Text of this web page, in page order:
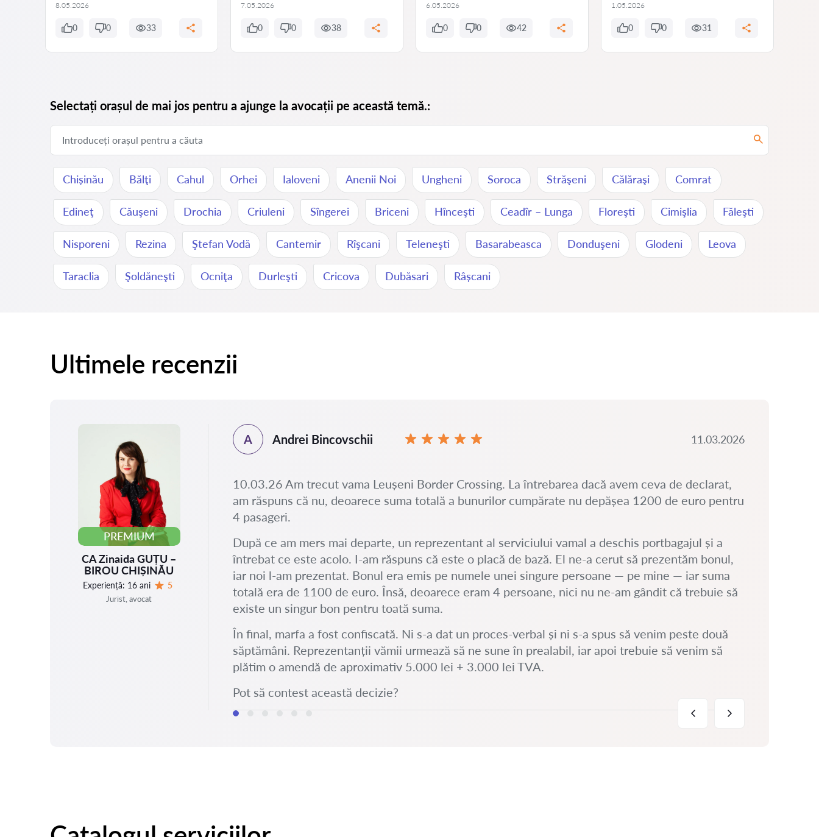
8.05.2026
0 0 33
7.05.2026
0 0 38
6.05.2026
0 0 42
1.05.2026
0 0 31
Selectați orașul de mai jos pentru a ajunge la avocații pe această temă.:
Chișinău Bălţi Cahul Orhei Ialoveni Anenii Noi Ungheni Soroca Străşeni Călăraşi Comrat
Edineţ Căuşeni Drochia Criuleni Sîngerei Briceni Hînceşti Ceadîr – Lunga Floreşti Cimişlia Făleşti
Nisporeni Rezina Ştefan Vodă Cantemir Rîşcani Teleneşti Basarabeasca Donduşeni Glodeni Leova
Taraclia Şoldăneşti Ocniţa Durleşti Cricova Dubăsari Râșcani
Ultimele recenzii
PREMIUM
CA Zinaida GUȚU –
BIROU CHIȘINĂU
Experiență: 16 ani
5
Jurist, avocat
A Andrei Bincovschii 11.03.2026
10.03.26 Am trecut vama Leușeni Border Crossing. La întrebarea dacă avem ceva de declarat,
am răspuns că nu, deoarece suma totală a bunurilor cumpărate nu depășea 1200 de euro pentru
4 pasageri.
După ce am mers mai departe, un reprezentant al serviciului vamal a deschis portbagajul și a
întrebat ce este acolo. I-am răspuns că este o placă de bază. El ne-a cerut să prezentăm bonul,
iar noi l-am prezentat. Bonul era emis pe numele unei singure persoane — pe mine — iar suma
totală era de 1100 de euro. Însă, deoarece eram 4 persoane, nici nu ne-am gândit că trebuie să
existe un singur bon pentru toată suma.
În final, marfa a fost confiscată. Ni s-a dat un proces-verbal și ni s-a spus să venim peste două
săptămâni. Reprezentanții vămii urmează să ne sune în prealabil, iar apoi trebuie să venim să
plătim o amendă de aproximativ 5.000 lei + 3.000 lei TVA.
Pot să contest această decizie?